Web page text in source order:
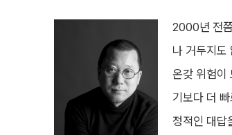
2000년 전
나 거두지도
온갖 위험이
기보다 더
정적인 대답